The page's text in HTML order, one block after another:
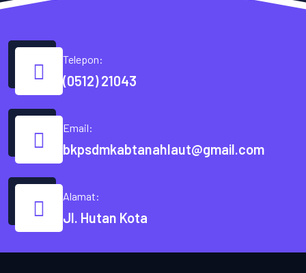
Telepon:
(0512) 21043
Email:
bkpsdmkabtanahlaut@gmail.com
Alamat:
Jl. Hutan Kota